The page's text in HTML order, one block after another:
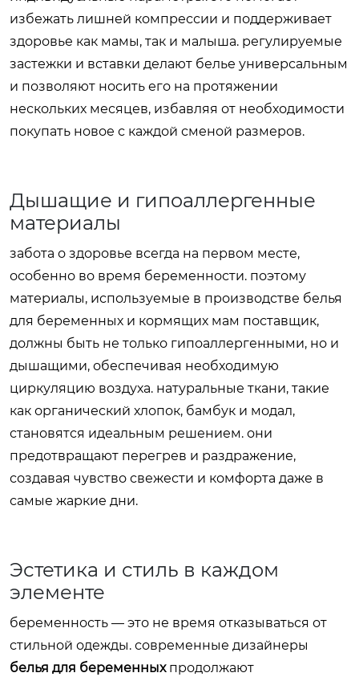
избежать лишней компрессии и поддерживает
здоровье как мамы, так и малыша. регулируемые
застежки и вставки делают белье универсальным
и позволяют носить его на протяжении
нескольких месяцев, избавляя от необходимости
покупать новое с каждой сменой размеров.
Дышащие и гипоаллергенные
материалы
забота о здоровье всегда на первом месте,
особенно во время беременности. поэтому
материалы, используемые в производстве белья
для беременных и кормящих мам поставщик,
должны быть не только гипоаллергенными, но и
дышащими, обеспечивая необходимую
циркуляцию воздуха. натуральные ткани, такие
как органический хлопок, бамбук и модал,
становятся идеальным решением. они
предотвращают перегрев и раздражение,
создавая чувство свежести и комфорта даже в
самые жаркие дни.
Эстетика и стиль в каждом
элементе
беременность — это не время отказываться от
стильной одежды. современные дизайнеры
белья для беременныхпродолжают